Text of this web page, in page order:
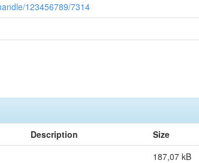
123456789/7314
Description Size
187,07 kB